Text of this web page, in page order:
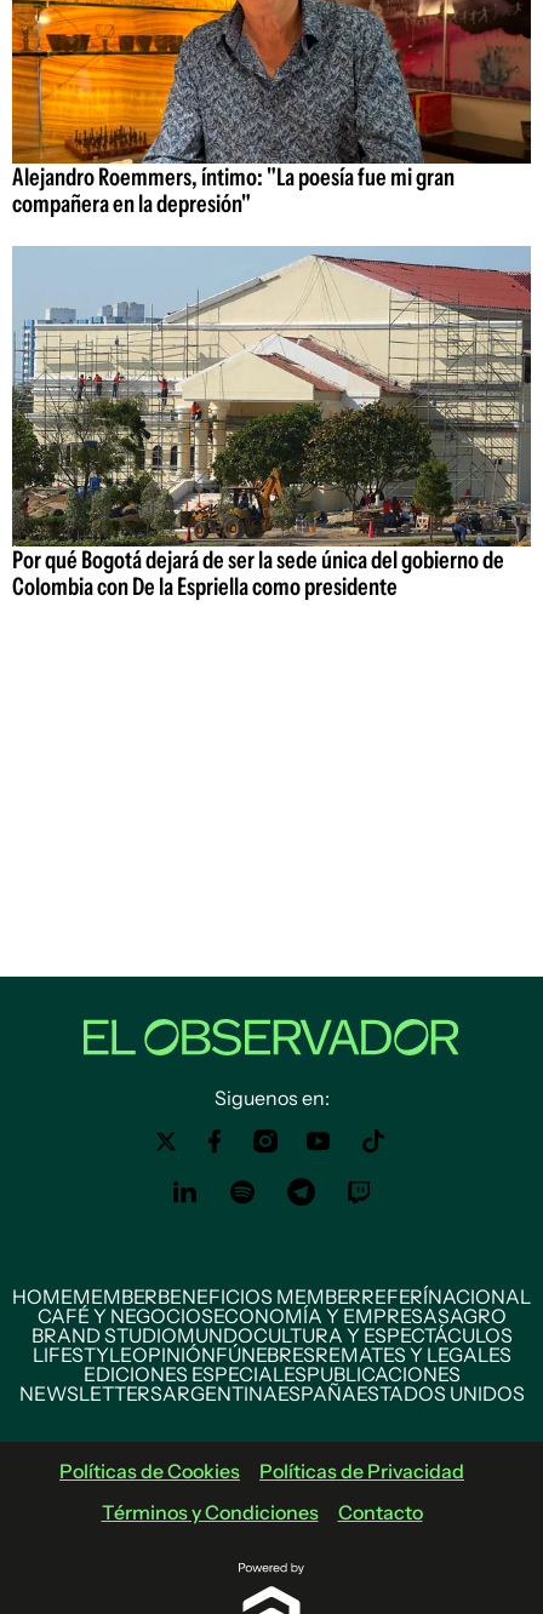
Alejandro Roemmers, íntimo: "La poesía fue mi gran
compañera en la depresión"
Por qué Bogotá dejará de ser la sede única del gobierno de
Colombia con De la Espriella como presidente
Siguenos en:
HOMEMEMBERBENEFICIOS MEMBERREFERÍNACIONAL
CAFÉ Y NEGOCIOSECONOMÍA Y EMPRESASAGRO
BRAND STUDIOMUNDOCULTURA Y ESPECTÁCULOS
LIFESTYLEOPINIÓNFÚNEBRESREMATES Y LEGALES
EDICIONES ESPECIALESPUBLICACIONES
NEWSLETTERSARGENTINAESPAÑAESTADOS UNIDOS
Políticas de Cookies
Políticas de Privacidad
Términos y Condiciones
Contacto